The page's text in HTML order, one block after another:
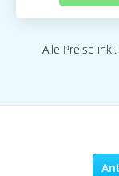
Alle Preise